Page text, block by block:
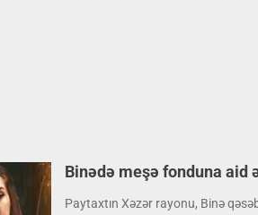
Binədə meşə fonduna aid
Paytaxtın Xəzər rayonu, Binə